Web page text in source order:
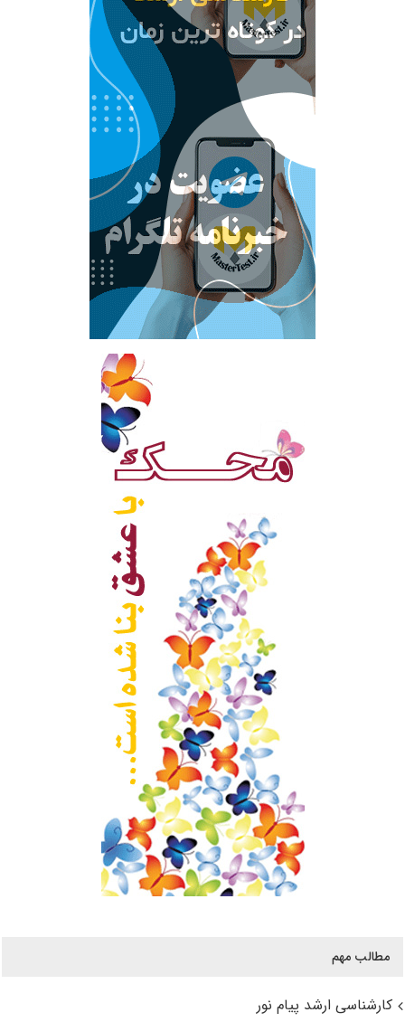
مطالب مهم
کارشناسی ارشد پیام نور